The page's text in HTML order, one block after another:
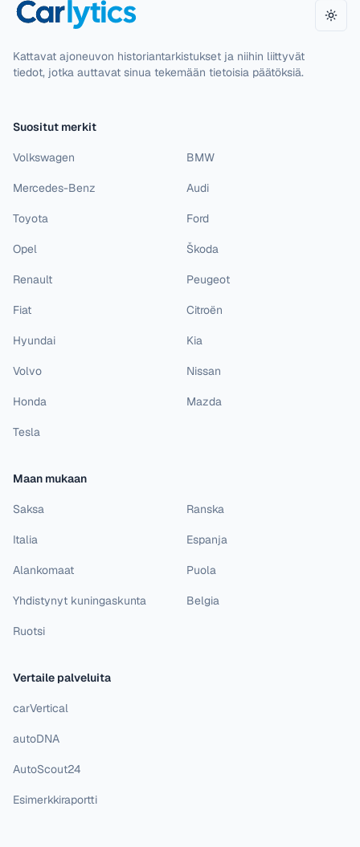
Kattavat ajoneuvon historiantarkistukset ja niihin liittyvät
tiedot, jotka auttavat sinua tekemään tietoisia päätöksiä.
Suositut merkit
Volkswagen BMW
Mercedes-Benz Audi
Toyota Ford
Opel Škoda
Renault Peugeot
Fiat Citroën
Hyundai Kia
Volvo Nissan
Honda Mazda
Tesla
Maan mukaan
Saksa Ranska
Italia Espanja
Alankomaat Puola
Yhdistynyt kuningaskunta Belgia
Ruotsi
Vertaile palveluita
carVertical
autoDNA
AutoScout24
Esimerkkiraportti